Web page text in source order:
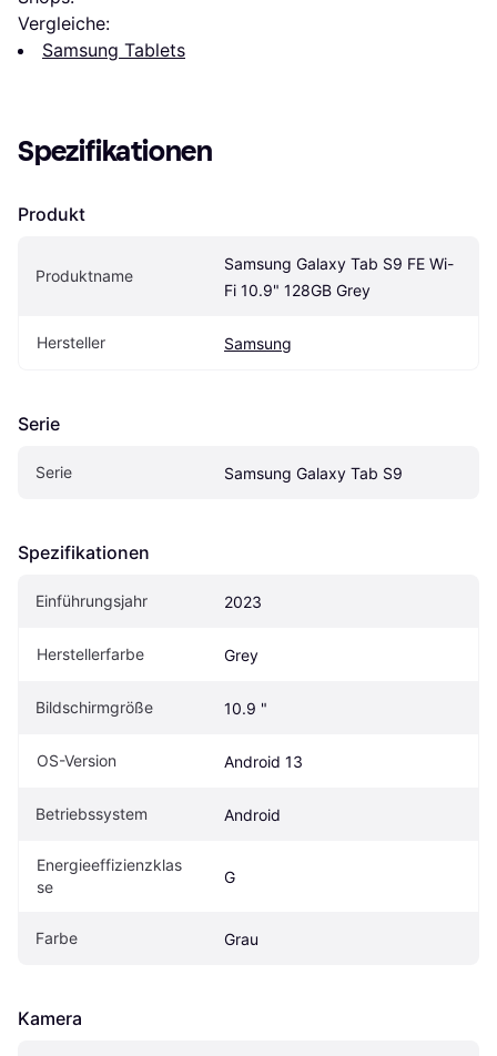
Vergleiche:
Samsung Tablets
Spezifikationen
Produkt
Produktname
Samsung Galaxy Tab S9 FE Wi-
Fi 10.9" 128GB Grey
Hersteller Samsung
Serie
Serie Samsung Galaxy Tab S9
Spezifikationen
Einführungsjahr 2023
Herstellerfarbe Grey
Bildschirmgröße 10.9 "
OS-Version Android 13
Betriebssystem Android
Energieeffizienzklas
se
G
Farbe Grau
Kamera